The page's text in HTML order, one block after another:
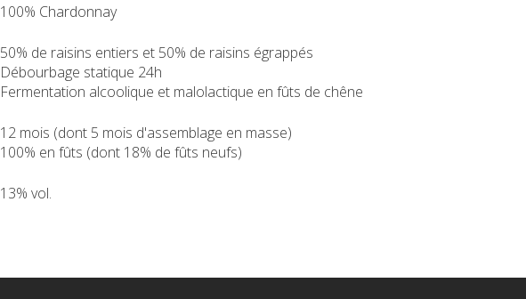
100% Chardonnay
50% de raisins entiers et 50% de raisins égrappés
Débourbage statique 24h
Fermentation alcoolique et malolactique en fûts de chêne
12 mois (dont 5 mois d'assemblage en masse)
100% en fûts (dont 18% de fûts neufs)
13% vol.